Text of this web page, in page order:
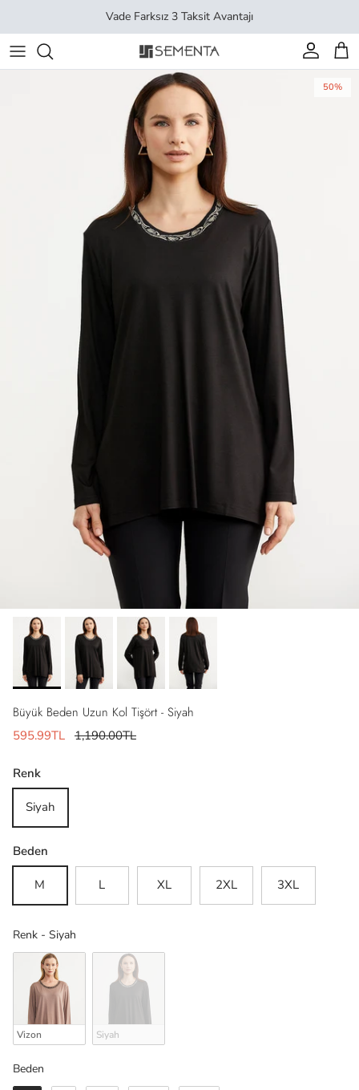
Vade Farksız 3 Taksit Avantajı
Hesap
50%
Büyük Beden Uzun Kol Tişört - Siyah
595.99TL 1,190.00TL
Renk
Siyah
Beden
M L XL 2XL 3XL
Renk - Siyah
Vizon Siyah
Beden
Beden